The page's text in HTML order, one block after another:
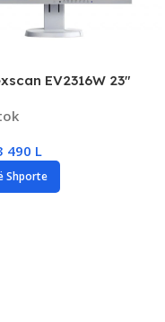
EV2316W 23″
VGA
490 L
Shporte